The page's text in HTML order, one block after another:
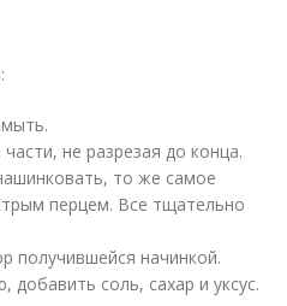
не разрезая до конца.
то же самое
перцем. Все тщательно
получившейся начинкой.
соль, сахар и уксус.